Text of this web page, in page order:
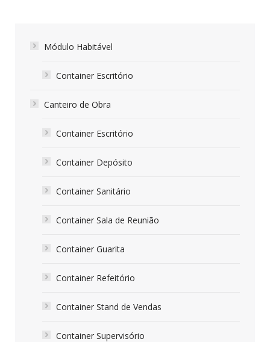
Módulo Habitável
Container Escritório
Canteiro de Obra
Container Escritório
Container Depósito
Container Sanitário
Container Sala de Reunião
Container Guarita
Container Refeitório
Container Stand de Vendas
Container Supervisório